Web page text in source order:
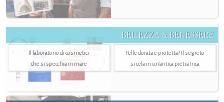
BELLEZZA & BENESSERE
Il laboratorio di cosmetici
che si specchia in mare
Pelle dorata e protetta? Il segreto
si cela in un’antica pietra Inca